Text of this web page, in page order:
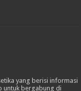
yang berisi informasi
untuk bergabung di